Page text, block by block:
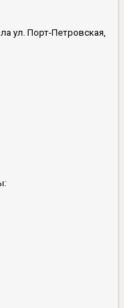
ул. Порт-Петровская,